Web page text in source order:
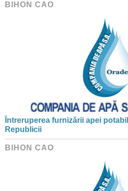
BIHON CAO
Întreruperea furnizării apei
Republicii
BIHON CAO